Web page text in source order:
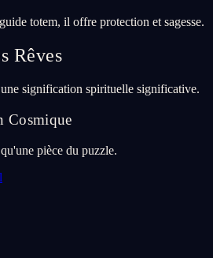
totem, il offre protection et sagesse.
Rêves
signification spirituelle significative.
Cosmique
pièce du puzzle.